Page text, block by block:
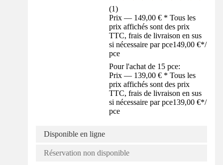
(1)
Prix — 149,00 € * Tous les
prix affichés sont des prix
TTC, frais de livraison en sus
si nécessaire par pce149,00 €*/
pce
Pour l'achat de 15 pce:
Prix — 139,00 € * Tous les
prix affichés sont des prix
TTC, frais de livraison en sus
si nécessaire par pce139,00 €*/
pce
Disponible en ligne
Réservation non disponible